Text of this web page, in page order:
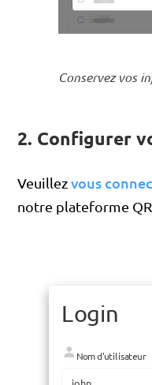
Conservez vos
2. Configurer
Veuillezvous
notre plateforme QR.
Login
Nom d'utilisateur